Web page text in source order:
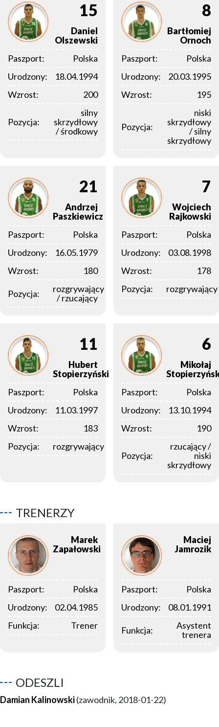
15
Daniel
Olszewski
Paszport:
Polska
Urodzony:
18.04.1994
Wzrost:
200
Pozycja:
silny
skrzydłowy
/ środkowy
8
Bartłomiej
Ornoch
Paszport:
Polska
Urodzony:
20.03.1995
Wzrost:
195
Pozycja:
niski
skrzydłowy
/ silny
skrzydłowy
21
Andrzej
Paszkiewicz
Paszport:
Polska
Urodzony:
16.05.1979
Wzrost:
180
Pozycja:
rozgrywający
/ rzucający
7
Wojciech
Rajkowski
Paszport:
Polska
Urodzony:
03.08.1998
Wzrost:
178
Pozycja:
rozgrywający
11
Hubert
Stopierzyński
Paszport:
Polska
Urodzony:
11.03.1997
Wzrost:
183
Pozycja:
rozgrywający
6
Mikołaj
Paszport:
Polska
Urodzony:
13.10.1994
Wzrost:
190
Pozycja:
rzucający /
niski
skrzydłowy
TRENERZY
Marek
Zapałowski
Paszport:
Polska
Urodzony:
02.04.1985
Funkcja:
Trener
Maciej
Jamrozik
Paszport:
Polska
Urodzony:
08.01.1991
Funkcja:
Asystent
trenera
ODESZLI
Damian Kalinowski(zawodnik, 2018-01-22)